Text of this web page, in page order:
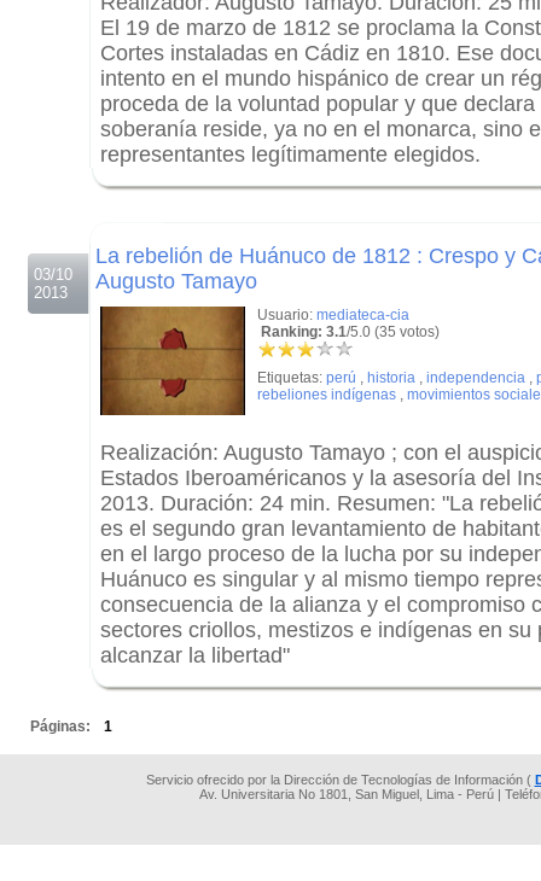
El 19 de marzo de 1812 se proclama la
Cortes instaladas en Cádiz en 1810. Ese
intento en el mundo hispánico de crear un
proceda de la voluntad popular y que
soberanía reside, ya no en el monarca, sino
representantes legítimamente elegidos.
03/10
2013
La rebelión de Huánuco de 1812 : Crespo y
Augusto Tamayo
Usuario: mediateca-cia
Ranking: 3.1/5.0 (35 votos)
Etiquetas: perú , historia , independencia ,
rebeliones indígenas , movimientos
Realización: Augusto Tamayo ; con el
Estados Iberoaméricanos y la asesoría del
2013. Duración: 24 min. Resumen: "La
es el segundo gran levantamiento de
en el largo proceso de la lucha por su
Huánuco es singular y al mismo tiempo
consecuencia de la alianza y el compromiso
sectores criollos, mestizos e indígenas en su
alcanzar la libertad"
Páginas: 1
Servicio ofrecido por la Dirección de Tecnologías de Información (
Av. Universitaria No 1801, San Miguel, Lima - Perú |